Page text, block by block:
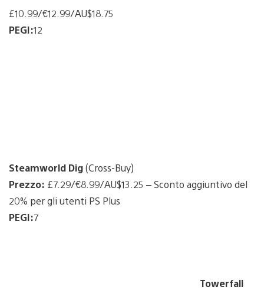
£10.99/€12.99/AU$18.75
PEGI:12
Steamworld Dig(Cross-Buy)
Prezzo: £7.29/€8.99/AU$13.25 – Sconto aggiuntivo del
20% per gli utenti PS Plus
PEGI:7
Towerfall